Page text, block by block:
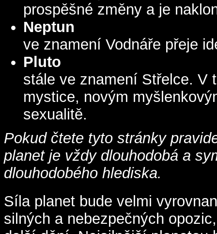
prospěšné změny a je
Neptun
ve znamení Vodnáře přeje
Pluto
stále ve znamení Střelce. V
mystice, novým
sexualitě.
Pokud čtete tyto stránky
planet je vždy dlouhodobá a
dlouhodobého hlediska.
Síla planet bude velmi
silných a nebezpečných